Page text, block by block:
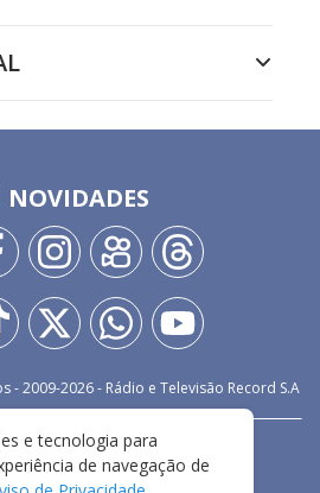
NOVIDADES
- 2009-2026- Rádio e Televisão Record S.A
CONOSCO
PRIVACIDADE
E CONDIÇÕES DE USO
e tecnologia para
de navegação de